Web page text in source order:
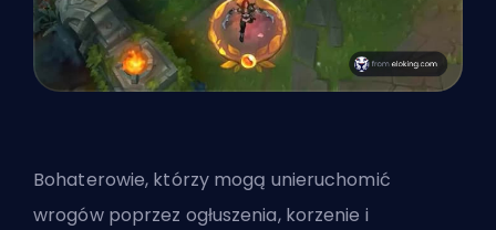
Bohaterowie, którzy mogą unieruchomić
wrogów poprzez ogłuszenia, korzenie i